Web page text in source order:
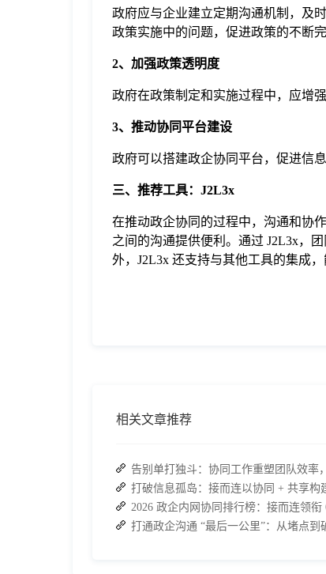
政府应与企业建立定期沟通机制，及
政策实施中的问题，促进政策的不断完
2、加强政策透明度
政府在政策制定和实施过程中，应增
3、推动协同平台建设
政府可以搭建政企协同平台，促进信
三、推荐工具：J2L3x
在推动政企协同的过程中，沟通和协
之间的沟通提供便利。通过 J2L3x，
外，J2L3x 还支持与其他工具的集成
相关文章推荐